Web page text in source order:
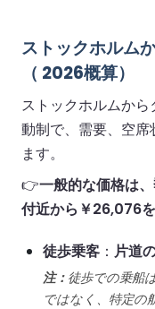
ストックホルム
（ 2026概算）
ストックホルムか
動制で、需要、空席
ます。
👉一般的な価格は
付近から￥26,076
徒歩乗客 ： 片道
注： 徒歩での乗船
ではなく、特定の